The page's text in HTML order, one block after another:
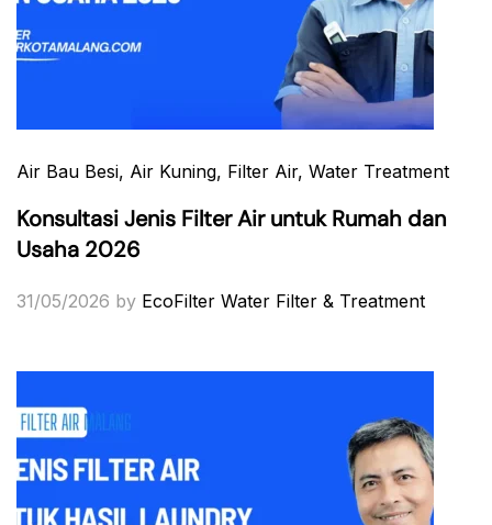
Air Bau Besi, Air Kuning, Filter Air, Water Treatment
Konsultasi Jenis Filter Air untuk Rumah dan
Usaha 2026
31/05/2026 by EcoFilter Water Filter & Treatment